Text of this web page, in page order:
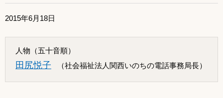
2015年6月18日
人物（五十音順）
田尻悦子 （社会福祉法人関西いのちの電話事務局長）